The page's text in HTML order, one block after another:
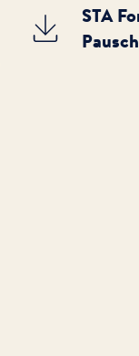
STA